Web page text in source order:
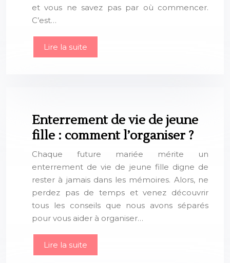
et vous ne savez pas par où commencer.
C’est…
Lire la suite
Enterrement de vie de jeune
fille : comment l’organiser ?
Chaque future mariée mérite un
enterrement de vie de jeune fille digne de
rester à jamais dans les mémoires. Alors, ne
perdez pas de temps et venez découvrir
tous les conseils que nous avons séparés
pour vous aider à organiser…
Lire la suite